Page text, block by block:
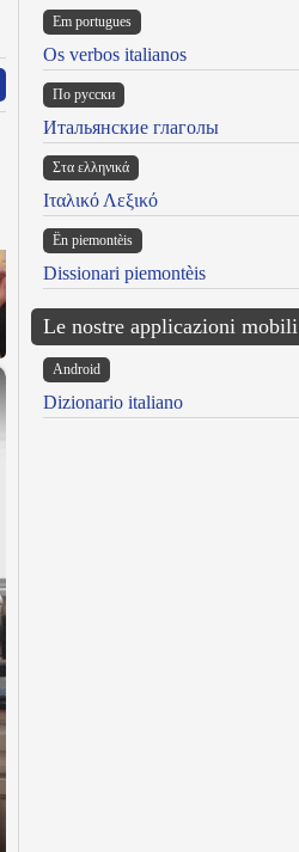
Em portugues
Os verbos italianos
По русски
Итальянские глаголы
Στα ελληνικά
Ιταλικό Λεξικό
Ën piemontèis
Dissionari piemontèis
Le nostre applicazioni mobili
Android
Dizionario italiano